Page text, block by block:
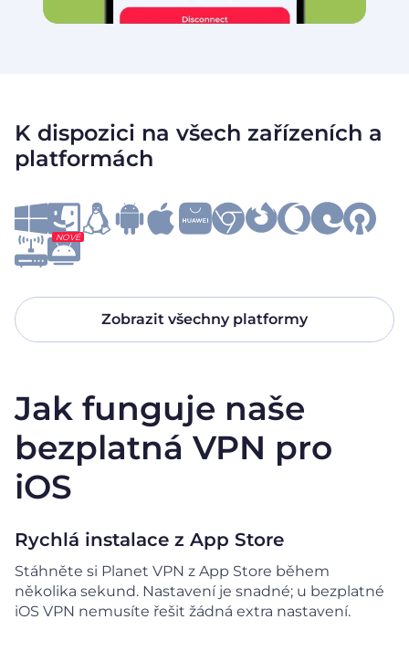
K dispozici na všech zařízeních a
platformách
NOVÉ
Zobrazit všechny platformy
Jak funguje naše
bezplatná VPN pro
iOS
Rychlá instalace z App Store
Stáhněte si Planet VPN z App Store během
několika sekund. Nastavení je snadné; u bezplatné
iOS VPN nemusíte řešit žádná extra nastavení.